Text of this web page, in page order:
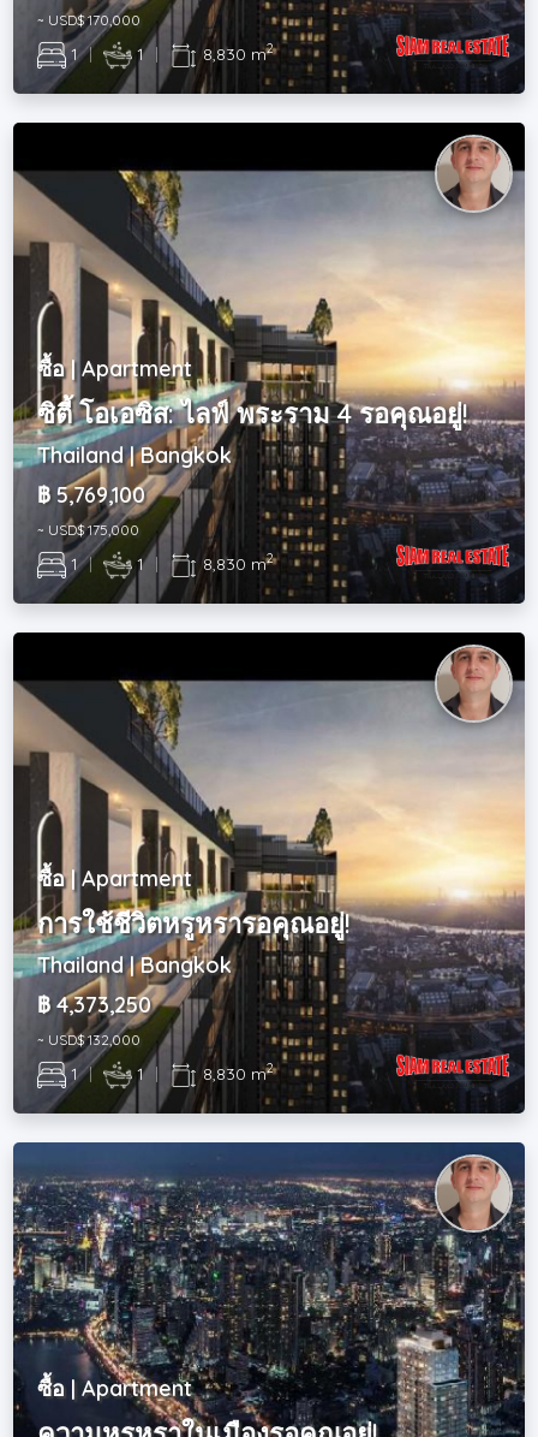
~ USD$ 170,000
1 | 1 | 8,830 m2
ซื้อ | Apartment
ซิตี้ โอเอซิส: ไลฟ์ พระราม 4 รอคุณอยู่!
Thailand | Bangkok
฿ 5,769,100
~ USD$ 175,000
1 | 1 | 8,830 m2
ซื้อ | Apartment
การใช้ชีวิตหรูหรารอคุณอยู่!
Thailand | Bangkok
฿ 4,373,250
~ USD$ 132,000
1 | 1 | 8,830 m2
ซื้อ | Apartment